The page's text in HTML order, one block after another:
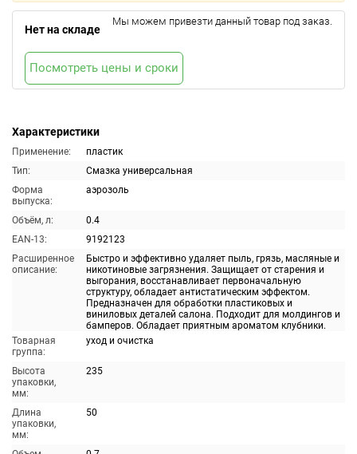
Характеристики
Применение:
пластик
Тип:
Смазка универсальная
Форма
выпуска:
аэрозоль
Объём, л:
0.4
EAN-13:
9192123
Расширенное
описание:
Быстро и эффективно удаляет пыль, грязь, масляные и
никотиновые загрязнения. Защищает от старения и
выгорания, восстанавливает первоначальную
структуру, обладает антистатическим эффектом.
Предназначен для обработки пластиковых и
виниловых деталей салона. Подходит для молдингов и
бамперов. Обладает приятным ароматом клубники.
Товарная
группа:
уход и очистка
Высота
упаковки,
мм:
235
Длина
упаковки,
мм:
50
Нет на складе
Мы можем привезти данный товар под заказ.
Посмотреть цены и сроки